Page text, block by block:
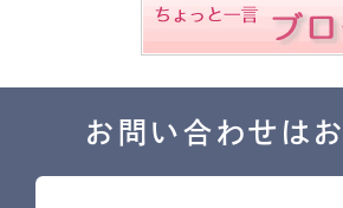
お問い合わせは